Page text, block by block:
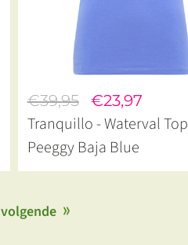
€39,95 €23,97
Tranquillo - Waterval Top
Peeggy Baja Blue
volgende